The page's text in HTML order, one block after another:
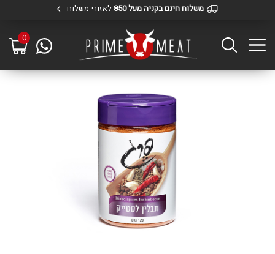
משלוח חינם בקניה מעל 850 לאזורי משלוח
0